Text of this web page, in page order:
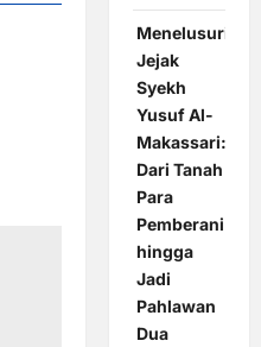
Menelusuri
Jejak
Syekh
Yusuf Al-
Makassari:
Dari Tanah
Para
Pemberani
hingga
Jadi
Pahlawan
Dua